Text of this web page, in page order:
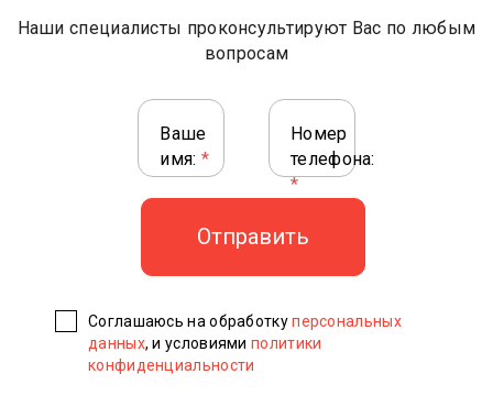
Наши специалисты проконсультируют Вас по любым
вопросам
Ваше
имя: *
Номер
телефона:
*
Соглашаюсь на обработкуперсональных
данных, и условиямиполитики
конфиденциальности